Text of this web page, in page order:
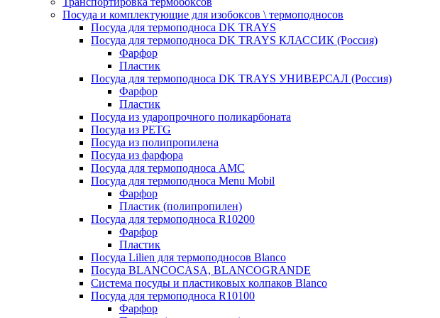
Посуда и комплектующие для изобоксов \ термоподносов
Посуда для термоподноса DK TRAYS
Посуда для термоподноса DK TRAYS КЛАССИК (Россия)
Фарфор
Пластик
Посуда для термоподноса DK TRAYS УНИВЕРСАЛ (Россия)
Фарфор
Пластик
Посуда из ударопрочного поликарбоната
Посуда из PETG
Посуда из полипропилена
Посуда из фарфора
Посуда для термоподноса AMC
Посуда для термоподноса Menu Mobil
Фарфор
Пластик (полипропилен)
Посуда для термоподноса R10200
Фарфор
Пластик
Посуда Lilien для термоподносов Blanco
Посуда BLANCOCASA, BLANCOGRANDE
Система посуды и пластиковых колпаков Blanco
Посуда для термоподноса R10100
Фарфор